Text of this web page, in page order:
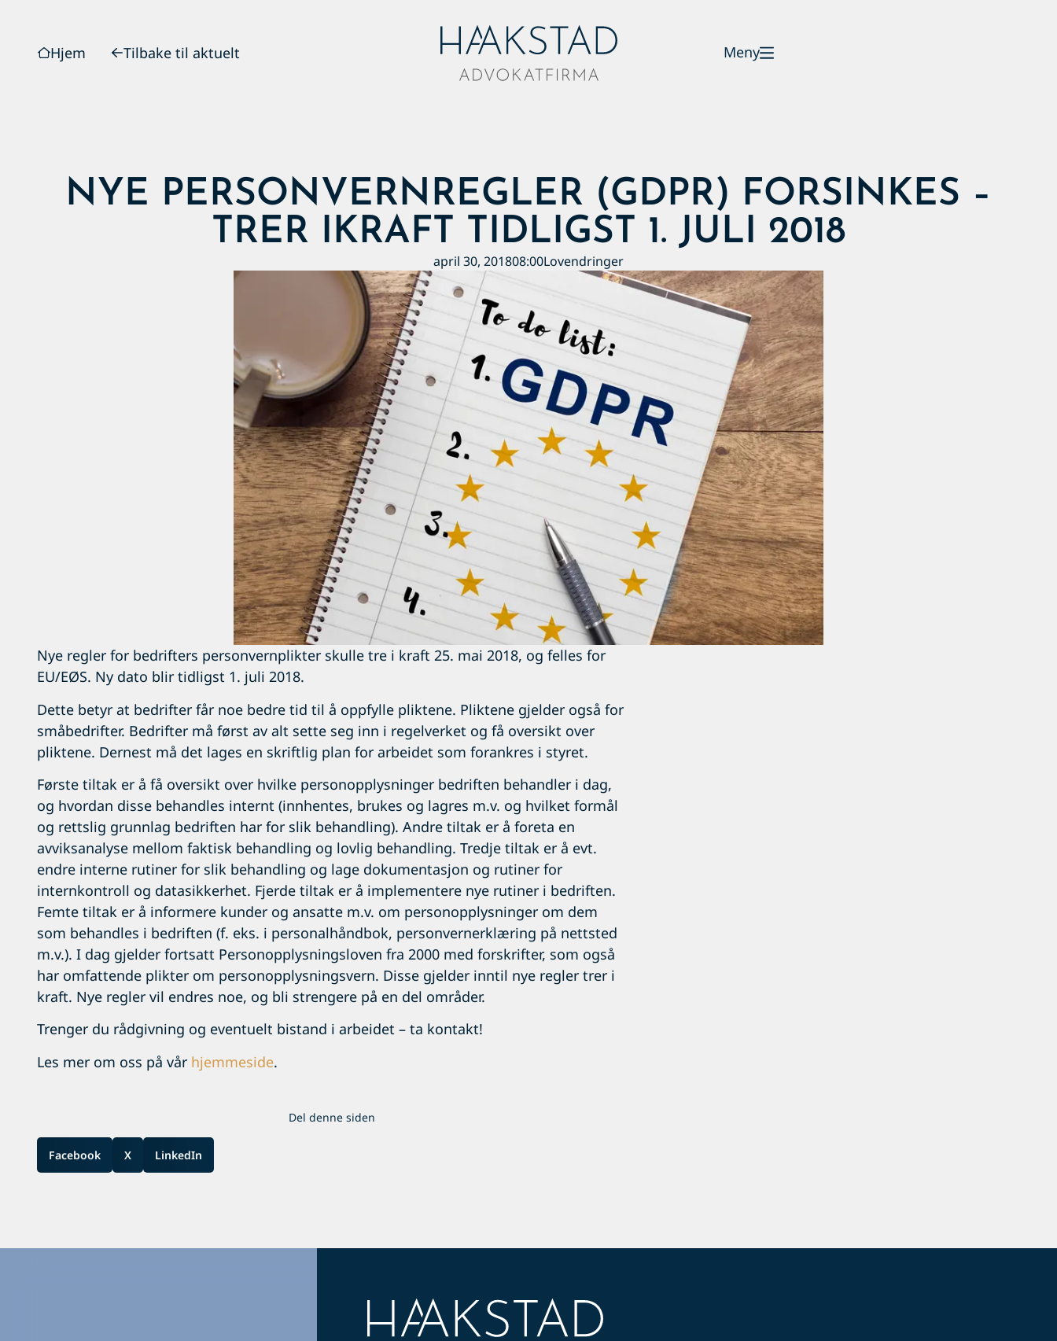
Hjem Tilbake til aktuelt Meny
NYE PERSONVERNREGLER (GDPR) FORSINKES –
TRER IKRAFT TIDLIGST 1. JULI 2018
april 30, 201808:00Lovendringer
Nye regler for bedrifters personvernplikter skulle tre i kraft 25. mai 2018, og felles for
EU/EØS. Ny dato blir tidligst 1. juli 2018.
Dette betyr at bedrifter får noe bedre tid til å oppfylle pliktene. Pliktene gjelder også for
småbedrifter. Bedrifter må først av alt sette seg inn i regelverket og få oversikt over
pliktene. Dernest må det lages en skriftlig plan for arbeidet som forankres i styret.
Første tiltak er å få oversikt over hvilke personopplysninger bedriften behandler i dag,
og hvordan disse behandles internt (innhentes, brukes og lagres m.v. og hvilket formål
og rettslig grunnlag bedriften har for slik behandling). Andre tiltak er å foreta en
avviksanalyse mellom faktisk behandling og lovlig behandling. Tredje tiltak er å evt.
endre interne rutiner for slik behandling og lage dokumentasjon og rutiner for
internkontroll og datasikkerhet. Fjerde tiltak er å implementere nye rutiner i bedriften.
Femte tiltak er å informere kunder og ansatte m.v. om personopplysninger om dem
som behandles i bedriften (f. eks. i personalhåndbok, personvernerklæring på nettsted
m.v.). I dag gjelder fortsatt Personopplysningsloven fra 2000 med forskrifter, som også
har omfattende plikter om personopplysningsvern. Disse gjelder inntil nye regler trer i
kraft. Nye regler vil endres noe, og bli strengere på en del områder.
Trenger du rådgivning og eventuelt bistand i arbeidet – ta kontakt!
Les mer om oss på vår hjemmeside.
Del denne siden
Facebook X LinkedIn